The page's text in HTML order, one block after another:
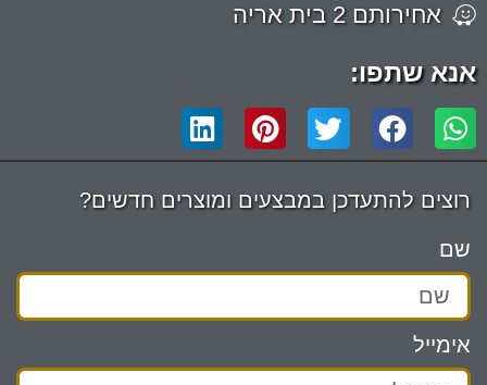
אחירותם 2 בית אריה
אנא שתפו:
רוצים להתעדכן במבצעים ומוצרים חדשים?
שם
אימייל